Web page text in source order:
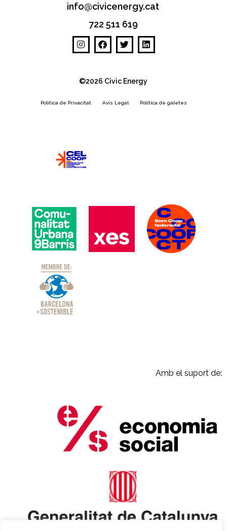
info@civicenergy.cat
722 511 619
©2026 Civic Energy
Política de Privacitat Avis Legal Política de galetes
Amb el suport de: